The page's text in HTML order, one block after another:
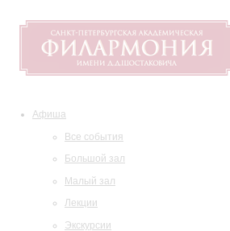
Афиша
Все события
Большой зал
Малый зал
Лекции
Экскурсии